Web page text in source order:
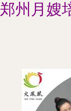
郑州月嫂